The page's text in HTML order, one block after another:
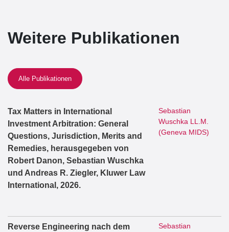
Weitere Publikationen
Alle Publikationen
Tax Matters in International
Investment Arbitration: General
Questions, Jurisdiction, Merits and
Remedies, herausgegeben von
Robert Danon, Sebastian Wuschka
und Andreas R. Ziegler, Kluwer Law
International, 2026.
Sebastian
Wuschka LL.M.
(Geneva MIDS)
Reverse Engineering nach dem
Sebastian